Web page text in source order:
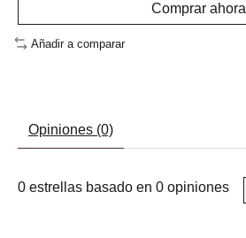
Comprar ahora
Añadir a comparar
Opiniones (0)
0 estrellas basado en 0 opiniones